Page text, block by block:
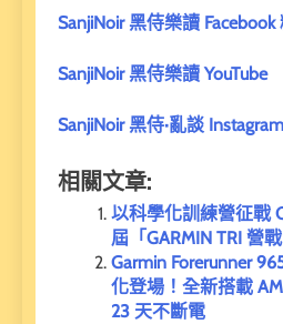
SanjiNoir 黑侍樂讀 Facebook
SanjiNoir 黑侍樂讀 YouTube
SanjiNoir 黑侍·亂談 Instagram
相關文章:
以科學化訓練營征戰
屆「GARMIN TRI 營
Garmin Forerunner
化登場！全新搭載
23 天不斷電